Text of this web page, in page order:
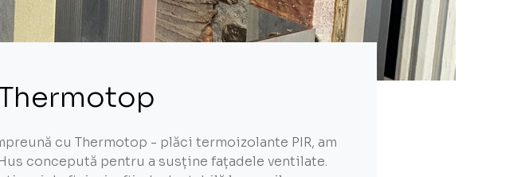
cu Thermotop - plăci termoizolante PIR, am
concepută pentru a susține fațadele ventilate.